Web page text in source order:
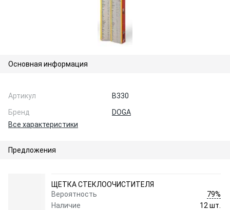
Основная информация
Артикул
B330
Бренд
DOGA
Все характеристики
Предложения
ЩЕТКА СТЕКЛООЧИСТИТЕЛЯ
Вероятность
79%
Наличие
12 шт.